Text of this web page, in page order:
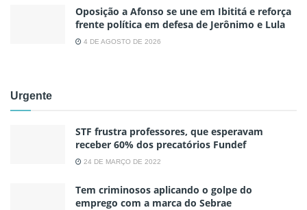
Oposição a Afonso se une em Ibititá e reforça
frente política em defesa de Jerônimo e Lula
4 DE AGOSTO DE 2026
Urgente
STF frustra professores, que esperavam
receber 60% dos precatórios Fundef
24 DE MARÇO DE 2022
Tem criminosos aplicando o golpe do
emprego com a marca do Sebrae